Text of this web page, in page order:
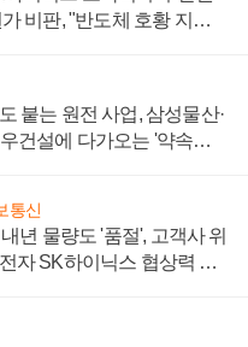
비판, "반도체 호황 지속
붙는 원전 사업, 삼성물산·
건설에 다가오는 '약속의
통신
년 물량도 '품절', 고객사 위
자 SK하이닉스 협상력 더